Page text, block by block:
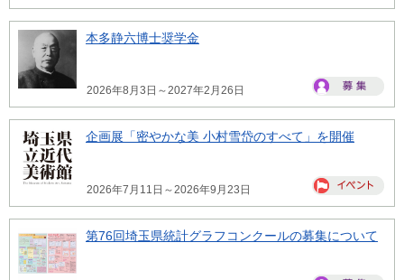
本多静六博士奨学金
2026年8月3日～2027年2月26日
企画展「密やかな美 小村雪岱のすべて」を開催
2026年7月11日～2026年9月23日
第76回埼玉県統計グラフコンクールの募集について